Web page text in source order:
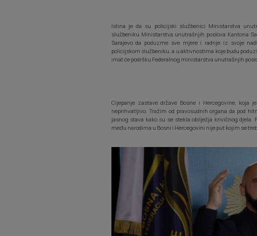
Istina je da su policijski službenici Ministarstva
službeniku Ministarstva unutrašnjih poslova Kantona
Sarajevo da poduzme sve mjere i radnje iz svoje
policijskom službeniku, a u aktivnostima koje budu
imat će podršku Federalnog ministarstva unutrašnjih
Cijepanje zastave države Bosne i Hercegovine, koja
neprihvatljivo. Tražim od pravosudnih organa da pod
jasnog stava kako su se stekla obilježja krivičnog
među narodima u Bosni i Hercegovini nije put kojim se